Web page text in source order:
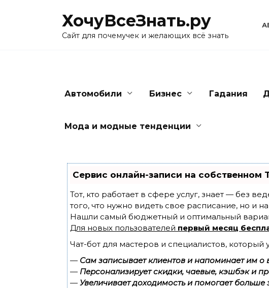
ХочуВсеЗнать.ру
Сайт для почемучек и желающих всё знать
Автомобили Бизнес Гадания
Мода и модные тенденции
Сервис онлайн-записи на собственном
Тот, кто работает в сфере услуг, знает — без
того, что нужно видеть свое расписание, но и
Нашли самый бюджетный и оптимальный
Для новых пользователей первый месяц
Чат-бот для мастеров и специалистов,
— Сам записывает клиентов и напоминает им о
— Персонализирует скидки, чаевые, кэшбэк и
— Увеличивает доходимость и помогает больше